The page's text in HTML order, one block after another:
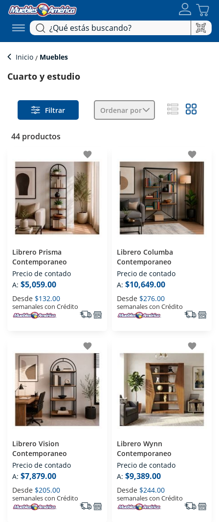
Inicio Muebles
Cuarto y estudio
Filtrar Ordenar por
44 productos
favorite
Librero Prisma
Contemporaneo
Precio de contado
A: $5,059.00
Desde $132.00
semanales con Crédito
favorite
Librero Columba
Contemporaneo
Precio de contado
A: $10,649.00
Desde $276.00
semanales con Crédito
favorite
Librero Vision
Contemporaneo
Precio de contado
A: $7,879.00
Desde $205.00
semanales con Crédito
favorite
Librero Wynn
Contemporaneo
Precio de contado
A: $9,389.00
Desde $244.00
semanales con Crédito